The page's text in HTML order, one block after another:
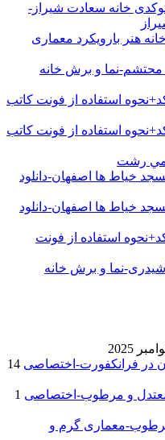
خانه سعادت شیراز-
هنر بارویکرد معماری
محتشم-نما و برش خانه
استفاده از فونت کاتب
استفاده از فونت کاتب
رشت
خیاط ها اصفهان-دانلود
خیاط ها اصفهان-دانلود
استفاده از فونت
نما و برش خانه
در فرانکفورت-اختصاصی 14
معتدل و مرطوب-اختصاصی 1
مرطوب-معماری گرم و